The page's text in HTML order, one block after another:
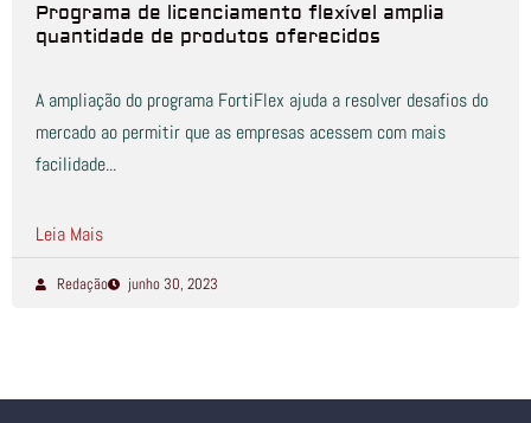
Programa de licenciamento flexível amplia
quantidade de produtos oferecidos
A ampliação do programa FortiFlex ajuda a resolver desafios do
mercado ao permitir que as empresas acessem com mais
facilidade...
Leia Mais
Redação junho 30, 2023